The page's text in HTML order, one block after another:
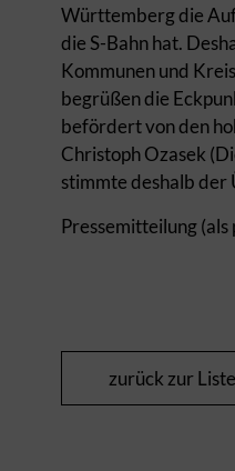
Württemberg die
die S-Bahn hat.
Kommunen und
begrüßen die
befördert von den
Christoph Ozasek
stimmte deshalb der
Pressemitteilung
zurück zur Liste